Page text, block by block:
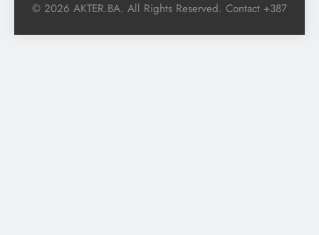
© 2026 AKTER.BA. All Rights Reserved. Contact +387